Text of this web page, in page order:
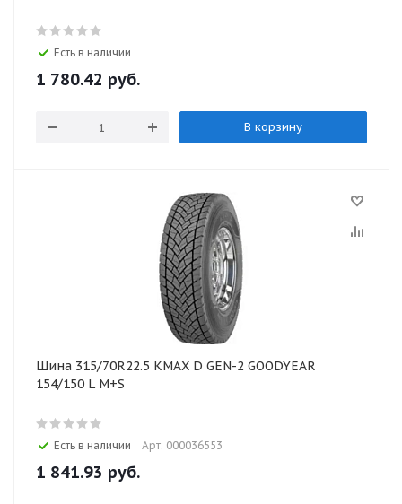
Есть в наличии
1 780.42 руб.
В корзину
Шина 315/70R22.5 KMAX D GEN-2 GOODYEAR
154/150 L M+S
Есть в наличии Арт: 000036553
1 841.93 руб.